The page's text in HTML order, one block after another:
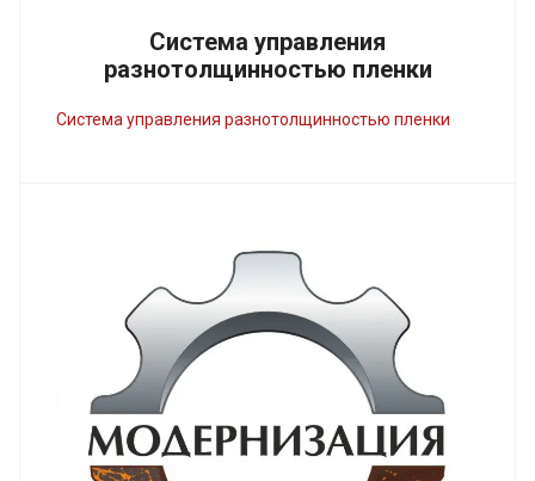
Система управления
разнотолщинностью пленки
Cистема управления разнотолщинностью пленки